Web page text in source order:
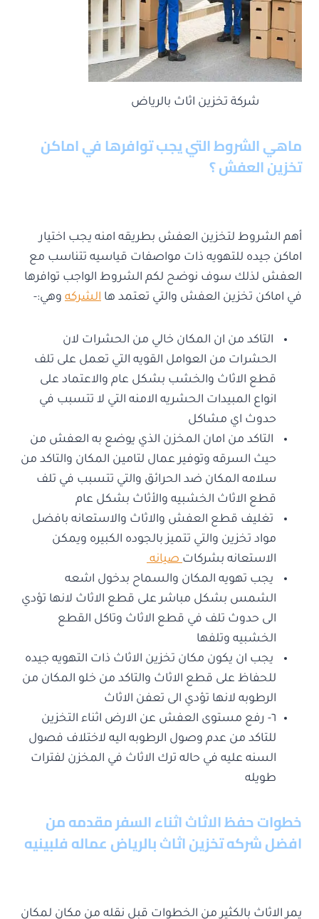
شركة تخزين اثاث بالرياض
ماهي الشروط التي يجب توافرها في اماكن
تخزين العفش ؟
أهم الشروط لتخزين العفش بطريقه امنه يجب اختيار
اماكن جيده للتهويه ذات مواصفات قياسيه تتناسب مع
العفش لذلك سوف نوضح لكم الشروط الواجب توافرها
في اماكن تخزين العفش والتي تعتمد ها الشركه وهي:-
التاكد من ان المكان خالي من الحشرات لان
الحشرات من العوامل القويه التي تعمل على تلف
قطع الاثاث والخشب بشكل عام والاعتماد على
انواع المبيدات الحشريه الامنه التي لا تتسبب في
حدوث اي مشاكل
التاكد من امان المخزن الذي يوضع به العفش من
حيث السرقه وتوفير عمال لتامين المكان والتاكد من
سلامه المكان ضد الحرائق والتي تتسبب في تلف
قطع الاثاث الخشبيه والأثاث بشكل عام
تغليف قطع العفش والاثاث والاستعانه بافضل
مواد تخزين والتي تتميز بالجوده الكبيره ويمكن
الاستعانه بشركات صيانه
يجب تهويه المكان والسماح بدخول اشعه
الشمس بشكل مباشر على قطع الاثاث لانها تؤدي
الى حدوث تلف في قطع الاثاث وتاكل القطع
الخشبيه وتلفها
يجب ان يكون مكان تخزين الاثاث ذات التهويه جيده
للحفاظ على قطع الاثاث والتاكد من خلو المكان من
الرطوبه لانها تؤدي الى تعفن الاثاث
٦- رفع مستوى العفش عن الارض اثناء التخزين
للتاكد من عدم وصول الرطوبه اليه لاختلاف فصول
السنه عليه في حاله ترك الاثاث في المخزن لفترات
طويله
خطوات حفظ الاثاث اثناء السفر مقدمه من
افضل شركه تخزين اثاث بالرياضعماله فلبينيه
يمر الاثاث بالكثير من الخطوات قبل نقله من مكان لمكان